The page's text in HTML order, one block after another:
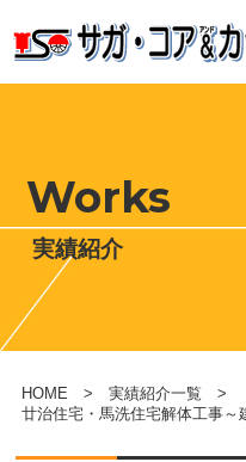
Works
実績紹介
HOME > 実績紹介一覧 >
廿治住宅・馬洗住宅解体工事